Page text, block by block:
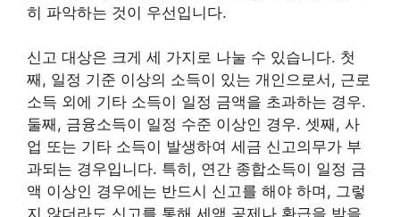
히 파악하는 것이 우선입니다.
신고 대상은 크게 세 가지로 나눌 수 있습니다. 첫
째, 일정 기준 이상의 소득이 있는 개인으로서, 근로
소득 외에 기타 소득이 일정 금액을 초과하는 경우.
둘째, 금융소득이 일정 수준 이상인 경우. 셋째, 사
업 또는 기타 소득이 발생하여 세금 신고의무가 부
과되는 경우입니다. 특히, 연간 종합소득이 일정 금
액 이상인 경우에는 반드시 신고를 해야 하며, 그렇
지 않더라도 신고를 통해 세액 공제나 환급을 받을